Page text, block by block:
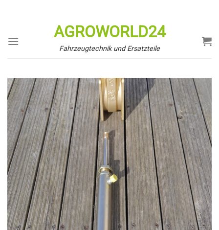
AGROWORLD24
Fahrzeugtechnik und Ersatzteile